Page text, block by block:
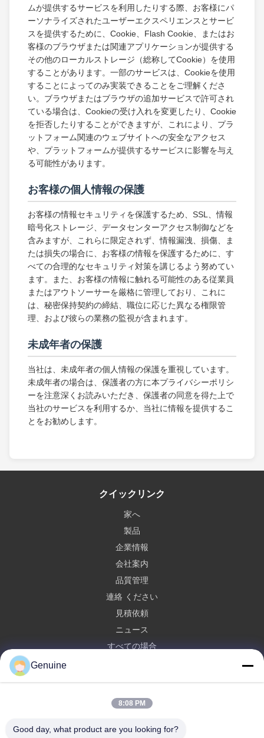
ムが提供するサービスを利用したりする際、お客様にパ
ーソナライズされたユーザーエクスペリエンスとサービ
スを提供するために、Cookie、Flash Cookie、またはお
客様のブラウザまたは関連アプリケーションが提供する
その他のローカルストレージ（総称してCookie）を使用
することがあります。一部のサービスは、Cookieを使用
することによってのみ実装できることをご理解くださ
い。ブラウザまたはブラウザの追加サービスで許可され
ている場合は、Cookieの受け入れを変更したり、Cookie
を拒否したりすることができますが、これにより、プラ
ットフォーム関連のウェブサイトへの安全なアクセス
や、プラットフォームが提供するサービスに影響を与え
る可能性があります。
お客様の個人情報の保護
お客様の情報セキュリティを保護するため、SSL、情報
暗号化ストレージ、データセンターアクセス制御などを
含みますが、これらに限定されず、情報漏洩、損傷、ま
たは損失の場合に、お客様の情報を保護するために、す
べての合理的なセキュリティ対策を講じるよう努めてい
ます。また、お客様の情報に触れる可能性のある従業員
またはアウトソーサーを厳格に管理しており、これに
は、秘密保持契約の締結、職位に応じた異なる権限管
理、および彼らの業務の監視が含まれます。
未成年者の保護
当社は、未成年者の個人情報の保護を重視しています。
未成年者の場合は、保護者の方に本プライバシーポリシ
ーを注意深くお読みいただき、保護者の同意を得た上で
当社のサービスを利用するか、当社に情報を提供するこ
とをお勧めします。
クイックリンク
家へ
製品
企業情報
会社案内
品質管理
連絡 ください
見積依頼
ニュース
すべての場合
Genuine
8:08 PM
Good day, what product are you looking for?